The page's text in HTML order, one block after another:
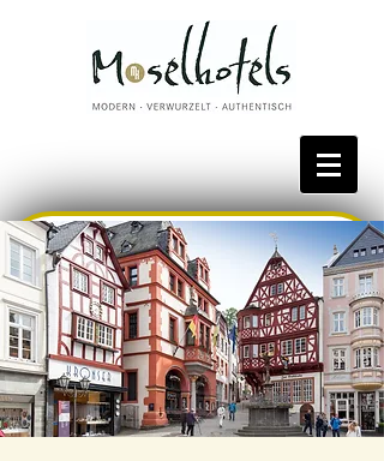
Bestpreis reservieren